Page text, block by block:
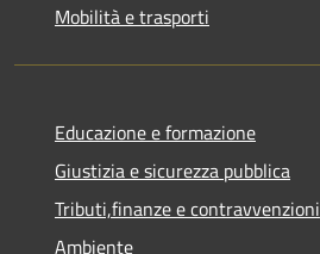
Mobilità e trasporti
Educazione e formazione
Giustizia e sicurezza pubblica
Tributi,finanze e contravvenzioni
Ambiente